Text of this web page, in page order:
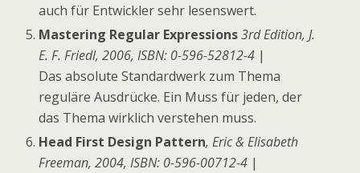
auch für Entwickler sehr lesenswert.
Mastering Regular Expressions 3rd Edition, J.
E. F. Friedl, 2006, ISBN: 0-596-52812-4 |
Das absolute Standardwerk zum Thema
reguläre Ausdrücke. Ein Muss für jeden, der
das Thema wirklich verstehen muss.
Head First Design Pattern, Eric & Elisabeth
Freeman, 2004, ISBN: 0-596-00712-4 |